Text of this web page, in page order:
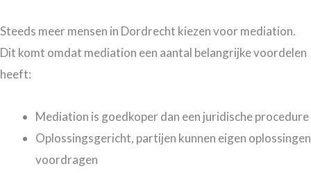
Steeds meer mensen in Dordrecht kiezen voor mediation.
Dit komt omdat mediation een aantal belangrijke voordelen
heeft:
Mediation is goedkoper dan een juridische procedure
Oplossingsgericht, partijen kunnen eigen oplossingen
voordragen